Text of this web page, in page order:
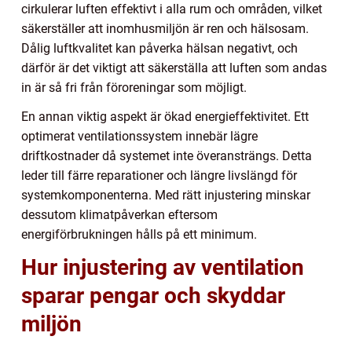
cirkulerar luften effektivt i alla rum och områden, vilket
säkerställer att inomhusmiljön är ren och hälsosam.
Dålig luftkvalitet kan påverka hälsan negativt, och
därför är det viktigt att säkerställa att luften som andas
in är så fri från föroreningar som möjligt.
En annan viktig aspekt är ökad energieffektivitet. Ett
optimerat ventilationssystem innebär lägre
driftkostnader då systemet inte överansträngs. Detta
leder till färre reparationer och längre livslängd för
systemkomponenterna. Med rätt injustering minskar
dessutom klimatpåverkan eftersom
energiförbrukningen hålls på ett minimum.
Hur injustering av ventilation
sparar pengar och skyddar
miljön